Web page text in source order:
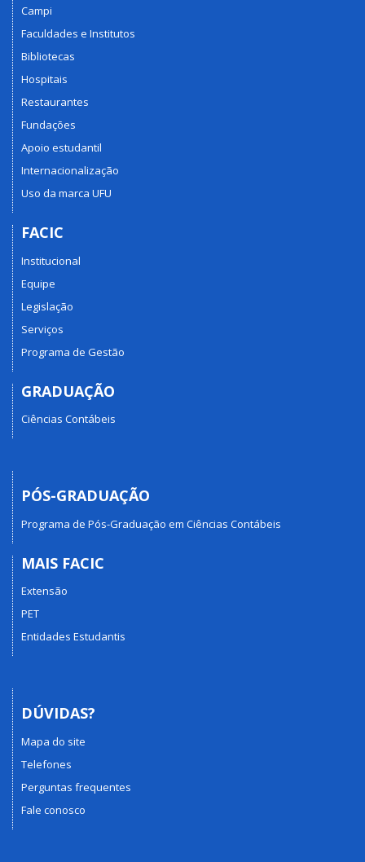
Campi
Faculdades e Institutos
Bibliotecas
Hospitais
Restaurantes
Fundações
Apoio estudantil
Internacionalização
Uso da marca UFU
FACIC
Institucional
Equipe
Legislação
Serviços
Programa de Gestão
GRADUAÇÃO
Ciências Contábeis
PÓS-GRADUAÇÃO
Programa de Pós-Graduação em Ciências Contábeis
MAIS FACIC
Extensão
PET
Entidades Estudantis
DÚVIDAS?
Mapa do site
Telefones
Perguntas frequentes
Fale conosco